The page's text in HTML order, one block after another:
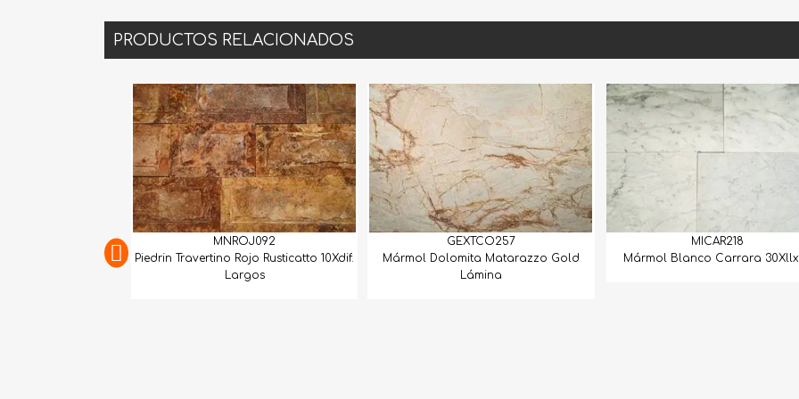
PRODUCTOS RELACIONADOS
Rojo Rusticatto 10Xdif.
GEXTCO257
Mármol Dolomita Matarazzo Gold
MICAR218
Mármol Blanco Carrara 30Xllx1.5
MICAL107
Mármol Calacata